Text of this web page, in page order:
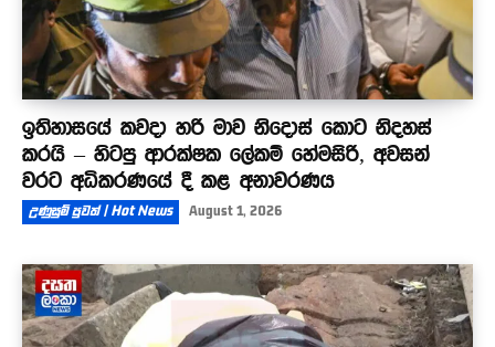
ඉතිහාසයේ කවදා හරි මාව නිදොස් කොට නිදහස්
කරයි – හිටපු ආරක්ෂක ලේකම් හේමසිරි, අවසන්
වරට අධිකරණයේ දී කළ අනාවරණය
උණුසුම් පුවත් | Hot News August 1, 2026